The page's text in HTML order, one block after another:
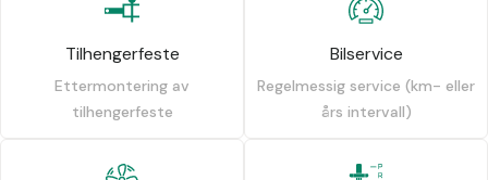
Tilhengerfeste
Ettermontering av
tilhengerfeste
Bilservice
Regelmessig service (km- eller
års intervall)